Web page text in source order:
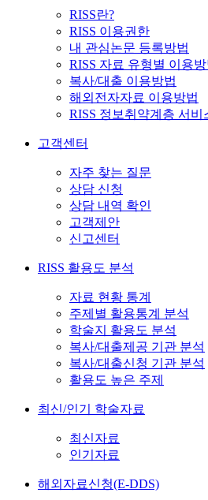
RISS란?
RISS 이용권한
내 관심논문 등록방법
RISS 자료 유형별 이용방
복사/대출 이용방법
해외전자자료 이용방법
RISS 정보취약계층 서비
고객센터
자주 찾는 질문
상담 신청
상담 내역 확인
고객제안
신고센터
RISS 활용도 분석
자료 현황 통계
주제별 활용통계 분석
학술지 활용도 분석
복사/대출제공 기관 분석
복사/대출신청 기관 분석
활용도 높은 주제
최신/인기 학술자료
최신자료
인기자료
해외자료신청(E-DDS)